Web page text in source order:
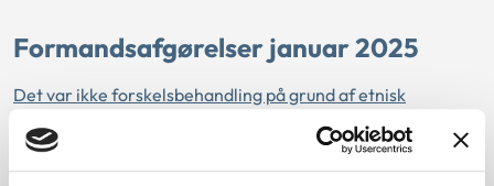
Formandsafgørelser januar 2025
Det var ikke forskelsbehandling på grund af etnisk
oprindelse, alder, handicap eller religion eller tro, at et
universitet ikke tilbød en kvinde en ph.d.-stilling (j.nr. 24-
99787)